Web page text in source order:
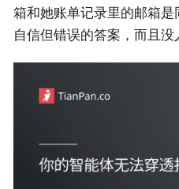
箱和她账单记录里的邮箱
自信但错误的答案，而且没